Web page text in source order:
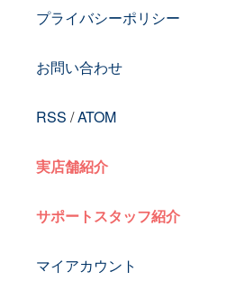
プライバシーポリシー
お問い合わせ
RSS /ATOM
実店舗紹介
サポートスタッフ紹介
マイアカウント